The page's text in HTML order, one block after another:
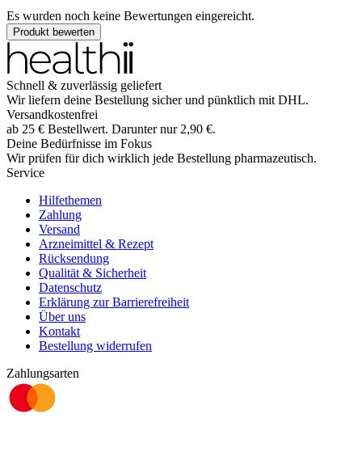
Es wurden noch keine Bewertungen eingereicht.
Produkt bewerten
Schnell & zuverlässig geliefert
Wir liefern deine Bestellung sicher und pünktlich mit DHL.
Versandkostenfrei
ab 25 € Bestellwert. Darunter nur 2,90 €.
Deine Bedürfnisse im Fokus
Wir prüfen für dich wirklich jede Bestellung pharmazeutisch.
Service
Hilfethemen
Zahlung
Versand
Arzneimittel & Rezept
Rücksendung
Qualität & Sicherheit
Datenschutz
Erklärung zur Barrierefreiheit
Über uns
Kontakt
Bestellung widerrufen
Zahlungsarten